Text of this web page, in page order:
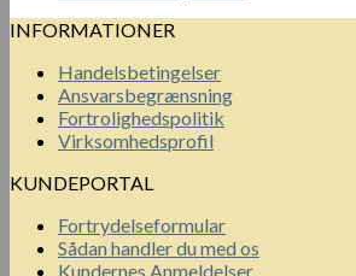
INFORMATIONER
Handelsbetingelser
Ansvarsbegrænsning
Fortrolighedspolitik
Virksomhedsprofil
KUNDEPORTAL
Fortrydelseformular
Sådan handler du med os
Kundernes Anmeldelser